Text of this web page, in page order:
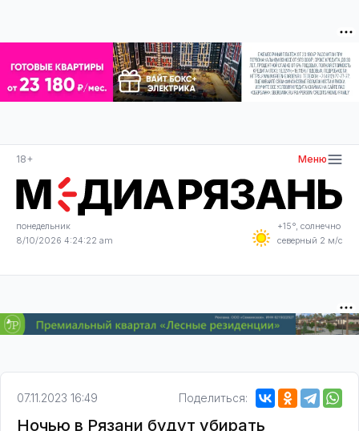
18+ Меню
понедельник
8/10/2026 4:24:22 am
+15°, солнечно
северный 2 м/с
07.11.2023 16:49 Поделиться:
Ночью в Рязани будут убирать